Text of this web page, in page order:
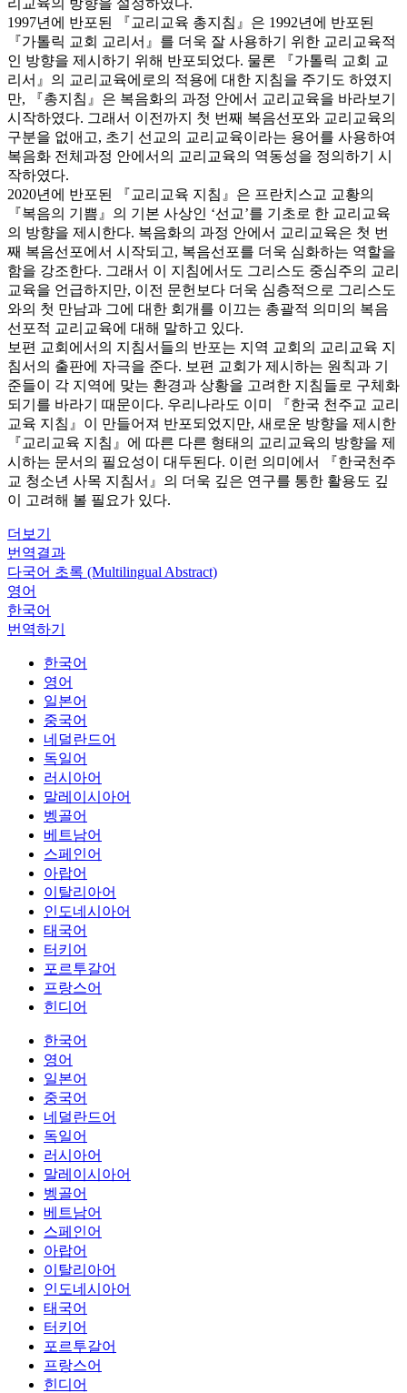
리교육의 방향을 설정하였다.
1997년에 반포된 『교리교육 총지침』은 1992년에 반포된
『가톨릭 교회 교리서』를 더욱 잘 사용하기 위한 교리교육적
인 방향을 제시하기 위해 반포되었다. 물론 『가톨릭 교회 교
리서』의 교리교육에로의 적용에 대한 지침을 주기도 하였지
만, 『총지침』은 복음화의 과정 안에서 교리교육을 바라보기
시작하였다. 그래서 이전까지 첫 번째 복음선포와 교리교육의
구분을 없애고, 초기 선교의 교리교육이라는 용어를 사용하여
복음화 전체과정 안에서의 교리교육의 역동성을 정의하기 시
작하였다.
2020년에 반포된 『교리교육 지침』은 프란치스교 교황의
『복음의 기쁨』의 기본 사상인 ‘선교’를 기초로 한 교리교육
의 방향을 제시한다. 복음화의 과정 안에서 교리교육은 첫 번
째 복음선포에서 시작되고, 복음선포를 더욱 심화하는 역할을
함을 강조한다. 그래서 이 지침에서도 그리스도 중심주의 교리
교육을 언급하지만, 이전 문헌보다 더욱 심층적으로 그리스도
와의 첫 만남과 그에 대한 회개를 이끄는 총괄적 의미의 복음
선포적 교리교육에 대해 말하고 있다.
보편 교회에서의 지침서들의 반포는 지역 교회의 교리교육 지
침서의 출판에 자극을 준다. 보편 교회가 제시하는 원칙과 기
준들이 각 지역에 맞는 환경과 상황을 고려한 지침들로 구체화
되기를 바라기 때문이다. 우리나라도 이미 『한국 천주교 교리
교육 지침』이 만들어져 반포되었지만, 새로운 방향을 제시한
『교리교육 지침』에 따른 다른 형태의 교리교육의 방향을 제
시하는 문서의 필요성이 대두된다. 이런 의미에서 『한국천주
교 청소년 사목 지침서』의 더욱 깊은 연구를 통한 활용도 깊
이 고려해 볼 필요가 있다.
더보기
번역결과
다국어 초록 (Multilingual Abstract)
영어
한국어
번역하기
한국어
영어
일본어
중국어
네덜란드어
독일어
러시아어
말레이시아어
벵골어
베트남어
스페인어
아랍어
이탈리아어
인도네시아어
태국어
터키어
포르투갈어
프랑스어
힌디어
한국어
영어
일본어
중국어
네덜란드어
독일어
러시아어
말레이시아어
벵골어
베트남어
스페인어
아랍어
이탈리아어
인도네시아어
태국어
터키어
포르투갈어
프랑스어
힌디어